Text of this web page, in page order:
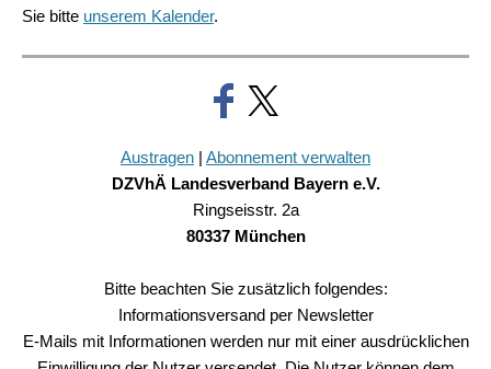
Sie bitte unserem Kalender.
Austragen | Abonnement verwalten
DZVhÄ Landesverband Bayern e.V.
Ringseisstr. 2a
80337 München
Bitte beachten Sie zusätzlich folgendes:
Informationsversand per Newsletter
E-Mails mit Informationen werden nur mit einer ausdrücklichen